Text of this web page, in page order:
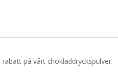
på vårt chokladdryckspulver.